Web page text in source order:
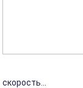
скорость...